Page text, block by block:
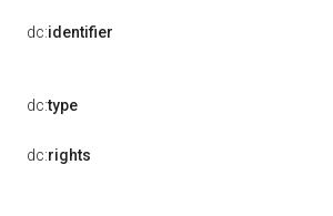
dc:identifier
dc:type
dc:rights